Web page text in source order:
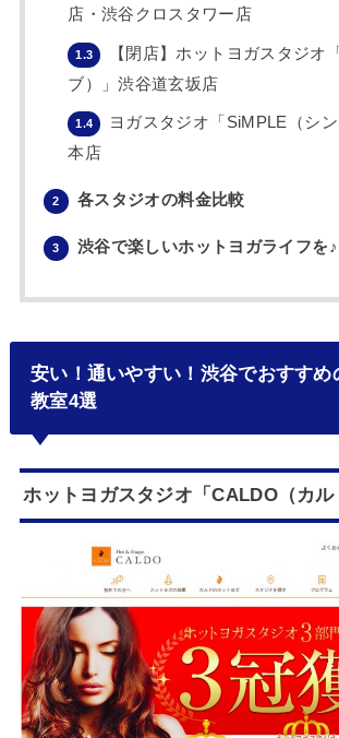
店・渋谷クロスタワー店
1.3
【閉店】ホットヨガスタジオ
ブ）」渋谷道玄坂店
1.4
ヨガスタジオ「SiMPLE（シ
本店
2 各スタジオの料金比較
3 渋谷で楽しいホットヨガライフを♪
安い！通いやすい！渋谷でおすすめ
教室4選
ホットヨガスタジオ「CALDO（カ